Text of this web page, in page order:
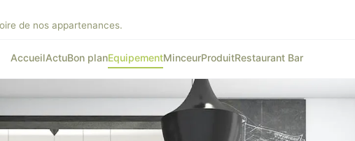
de nos appartenances.
AccueilActuBon planEquipementMinceurProduitRestaurant Bar